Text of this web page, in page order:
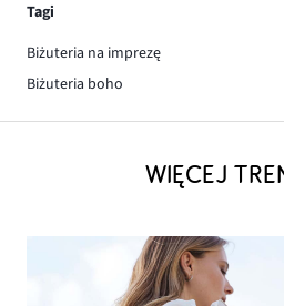
Tagi
Biżuteria na imprezę
Biżuteria boho
WIĘCEJ